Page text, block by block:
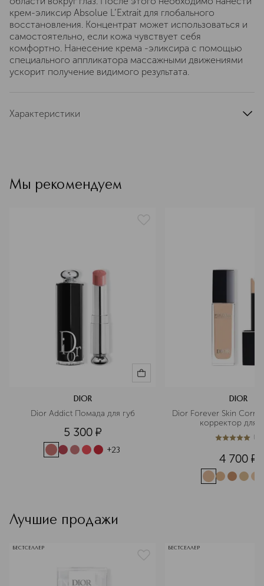
крем-эликсир Absolue L’Extrait для глобального
восстановления. Концентрат может использоваться и
самостоятельно, если кожа чувствует себя
комфортно. Нанесение крема -эликсира с помощью
специального аппликатора массажными движениями
ускорит получение видимого результата.
Характеристики
цвет
Мы рекомендуем
DIOR
Dior Addict Помада для губ
5 300 ¤
+23
DIOR
Dior Forever Skin
корректор для
5из 51 (
4 700 ¤
Лучшие продажи
БЕСТСЕЛЛЕР БЕСТСЕЛЛЕР